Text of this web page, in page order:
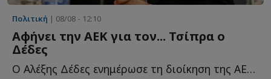
Πολιτική | 08/08 - 12:10
Αφήνει την ΑΕΚ για τον... Τσίπρα ο
Δέδες
Ο Αλέξης Δέδες ενημέρωσε τη διοίκηση της ΑΕΚ για την α...